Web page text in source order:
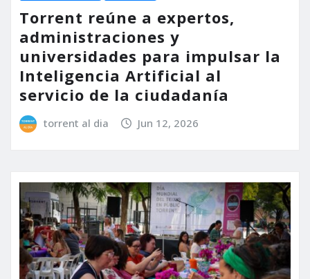
Torrent reúne a expertos,
administraciones y
universidades para impulsar la
Inteligencia Artificial al
servicio de la ciudadanía
torrent al dia Jun 12, 2026